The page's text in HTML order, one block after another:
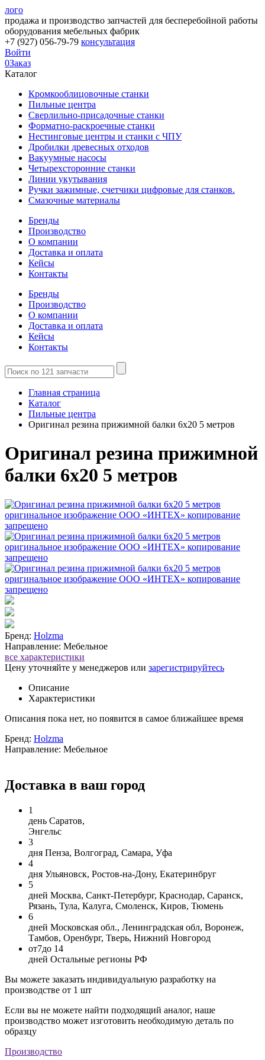
лого
продажа и производство запчастей для бесперебойной работы
оборудования мебельных фабрик
+7 (927) 056-79-79 консультация
Войти
0Заказ
Каталог
Кромкооблицовочные станки
Пильные центра
Сверлильно-присадочные станки
Форматно-раскроечные станки
Нестинговые центры и станки с ЧПУ
Дробилки древесных отходов
Вакуумные насосы
Четырехсторонние станки
Линии укутывания
Ручки зажимные, счетчики цифровые для станков.
Смазочные материалы
Бренды
Производство
О компании
Доставка и оплата
Кейсы
Контакты
Бренды
Производство
О компании
Доставка и оплата
Кейсы
Контакты
Главная страница
Каталог
Пильные центра
Оригинал резина прижимной балки 6х20 5 метров
Оригинал резина прижимной
балки 6х20 5 метров
Бренд: Holzma
Направление: Мебельное
все характеристики
Цену уточняйте у менеджеров или зарегистрируйтесь
Описание
Характеристики
Описания пока нет, но появится в самое ближайшее время
Бренд: Holzma
Направление: Мебельное
Доставка в ваш город
1
день Саратов,
Энгельс
3
дня Пенза, Волгоград, Самара, Уфа
4
дня Ульяновск, Ростов-на-Дону, Екатеринбруг
5
дней Москва, Санкт-Петербург, Краснодар, Саранск,
Рязань, Тула, Калуга, Смоленск, Киров, Тюмень
6
дней Московская обл., Ленинградская обл, Воронеж,
Тамбов, Оренбург, Тверь, Нижний Новгород
от7до 14
дней Остальные регионы РФ
Вы можете заказать индивидуальную разработку на
производстве от 1 шт
Если вы не можете найти подходящий аналог, наше
производство может изготовить необходимую деталь по
образцу
Производство